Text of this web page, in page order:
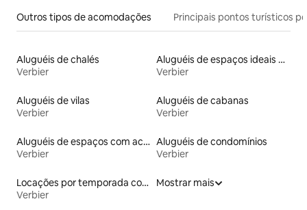
Outros tipos de acomodações Principais pontos turísticos
Aluguéis de chalés
Verbier
Aluguéis de espaços ideais para famílias
Verbier
Aluguéis de vilas
Verbier
Aluguéis de cabanas
Verbier
Aluguéis de espaços com acesso direto a pistas de esqui
Verbier
Aluguéis de condomínios
Verbier
Locações por temporada com piscina
Verbier
Mostrar mais